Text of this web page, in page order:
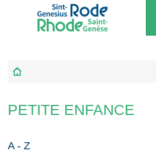
PETITE ENFANCE
A - Z